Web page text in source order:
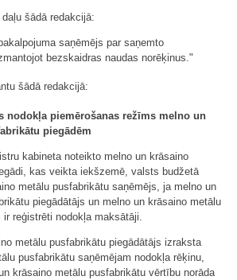
šādā redakcijā:
saņēmējs par saņemto
bezskaidras naudas norēķinus."
šādā redakcijā:
nodokļa piemērošanas režīms melno un
piegādēm
kabineta noteikto melno un krāsaino
kas veikta iekšzemē, valsts budžetā
metālu pusfabrikātu saņēmējs, ja melno un
piegādātājs un melno un krāsaino metālu
reģistrēti nodokļa maksātāji.
metālu pusfabrikātu piegādātājs izraksta
pusfabrikātu saņēmējam nodokļa rēķinu,
krāsaino metālu pusfabrikātu vērtību norāda